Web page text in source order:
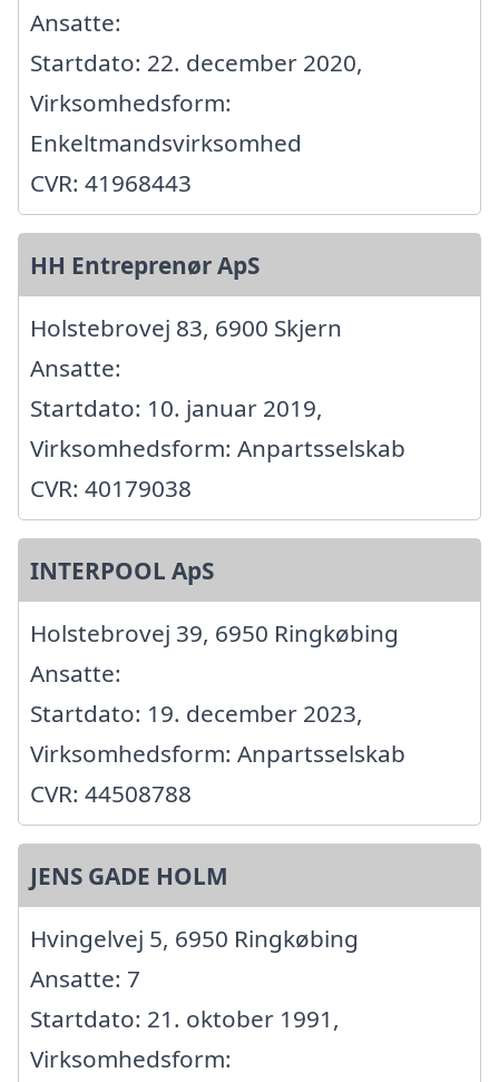
Ansatte:
Startdato: 22. december 2020,
Virksomhedsform:
Enkeltmandsvirksomhed
CVR: 41968443
HH Entreprenør ApS
Holstebrovej 83, 6900 Skjern
Ansatte:
Startdato: 10. januar 2019,
Virksomhedsform: Anpartsselskab
CVR: 40179038
INTERPOOL ApS
Holstebrovej 39, 6950 Ringkøbing
Ansatte:
Startdato: 19. december 2023,
Virksomhedsform: Anpartsselskab
CVR: 44508788
JENS GADE HOLM
Hvingelvej 5, 6950 Ringkøbing
Ansatte: 7
Startdato: 21. oktober 1991,
Virksomhedsform: